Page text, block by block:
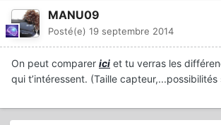
MANU09
Posté(e) 19 septembre 2014
On peut comparer ici et tu verras les
qui t’intéressent. (Taille